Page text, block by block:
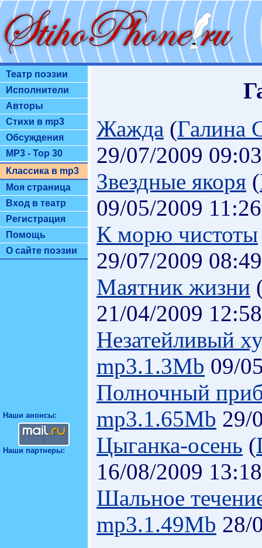
Театр поэзии
Исполнители
Авторы
Стихи в mp3
Обсуждения
MP3 - Top 30
Классика в mp3
Моя страница
Вход в театр
Регистрация
Помощь
О сайте поэзии
Наши анонсы:
Наши партнеры:
Жажда (Галина
29/07/2009 09:03
Звездные якоря (
09/05/2009 11:26
К морю чистоты
29/07/2009 08:49
Маятник жизни
21/04/2009 12:58
Незатейливый
mp3.1.3Mb 09/
Полночный
mp3.1.65Mb 29/
Цыганка-осень (
16/08/2009 13:18
Шальное
mp3.1.49Mb 28/